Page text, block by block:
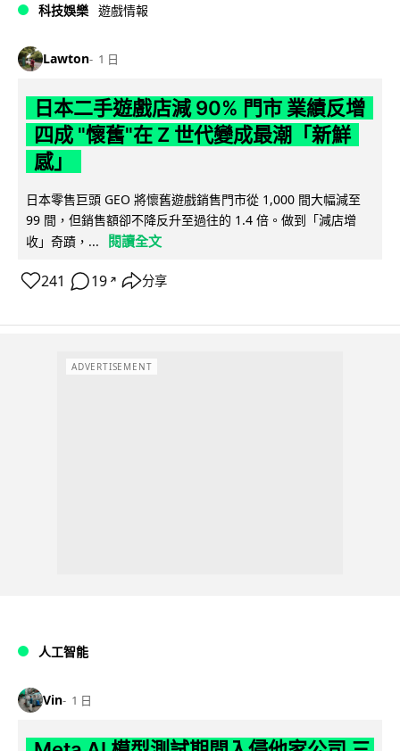
科技娛樂 遊戲情報
Lawton 1 日
日本二手遊戲店減 90% 門市 業績反增
四成 "懷舊"在 Z 世代變成最潮「新鮮
感」
日本零售巨頭 GEO 將懷舊遊戲銷售門市從 1,000 間大幅減至
99 間，但銷售額卻不降反升至過往的 1.4 倍。做到「減店增
收」奇蹟，...
閱讀全文
241 19 ↗ 分享
ADVERTISEMENT
人工智能
Vin 1 日